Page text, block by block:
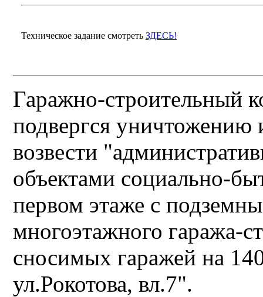
Техническое задание смотреть ЗДЕСЬ!
Гаражно-строительный
подвергся уничтожению
возвести
объектами социально-
первом этаже с
многоэтажного гаража-
сносимых гаражей на
ул.Рокотова, вл.7".